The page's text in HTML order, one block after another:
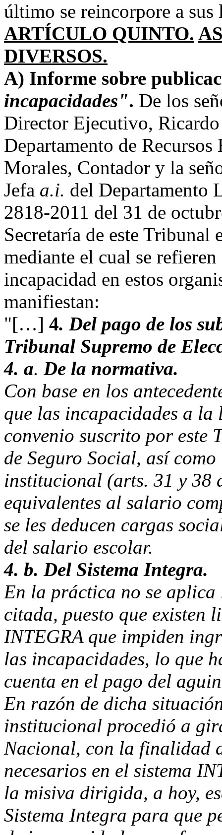
último se reincorpore a sus
ARTÍCULO QUINTO.
DIVERSOS.
A) Informe sobre
incapacidades". De los
Director Ejecutivo,
Departamento de
Morales, Contador y la
Jefa a.i. del Departamento
2818-2011 del 31 de
Secretaría de este
mediante el cual se
incapacidad en estos
manifiestan:
"[…] 4. Del pago de los
Tribunal Supremo de
4. a. De la normativa.
Con base en los
que las incapacidades a la
convenio suscrito por este
de Seguro Social, así
institucional (arts. 31 y 38
equivalentes al salario
se les deducen cargas
del salario escolar.
4. b. Del Sistema Integra.
En la práctica no se
citada, puesto que existen
INTEGRA que impiden
las incapacidades, lo que
cuenta en el pago del
En razón de dicha
institucional procedió a
Nacional, con la finalidad
necesarios en el sistema
la misiva dirigida, a hoy,
Sistema Integra para que